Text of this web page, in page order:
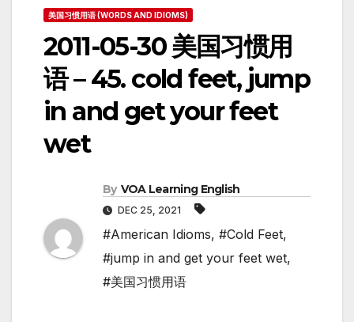
美国习惯用语 (WORDS AND IDIOMS)
2011-05-30 美国习惯用
语 – 45. cold feet, jump
in and get your feet
wet
By VOA Learning English
DEC 25, 2021
#American Idioms, #Cold Feet,
#jump in and get your feet wet,
#美国习惯用语